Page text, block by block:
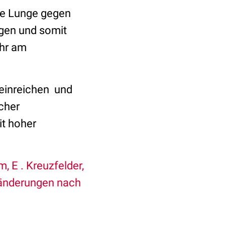
Lunge gegen
und somit
am
und
hoher
E . Kreuzfelder,
nach